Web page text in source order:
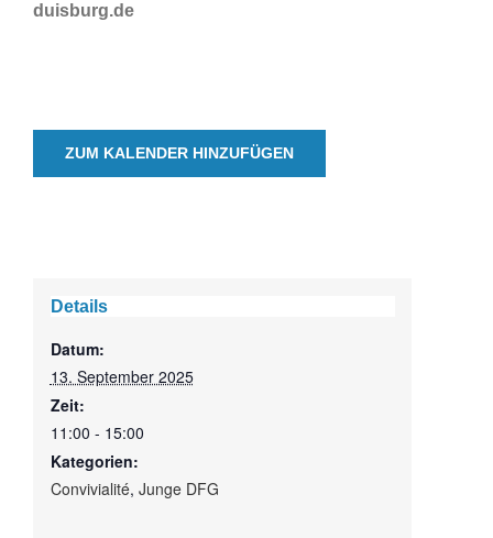
duisburg.de
ZUM KALENDER HINZUFÜGEN
Details
Datum:
13. September 2025
Zeit:
11:00 - 15:00
Kategorien:
Convivialité, Junge DFG